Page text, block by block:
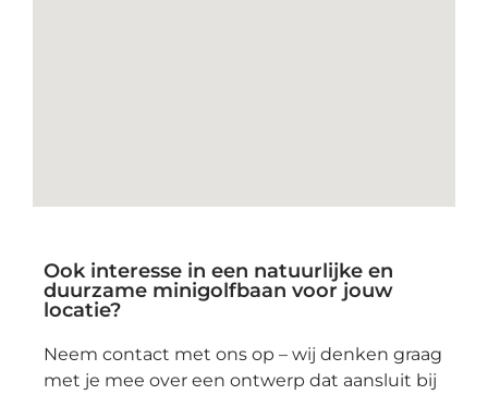
Ook interesse in een natuurlijke en
duurzame minigolfbaan voor jouw
locatie?
Neem contact met ons op – wij denken graag
met je mee over een ontwerp dat aansluit bij